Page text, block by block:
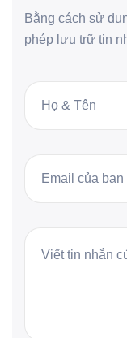
Bằng cách sử
phép lưu trữ tin